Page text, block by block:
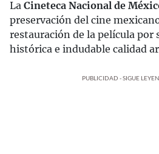
La Cineteca Nacional de
preservación del cine
restauración de la película por
histórica e indudable calidad
PUBLICIDAD - SIGUE